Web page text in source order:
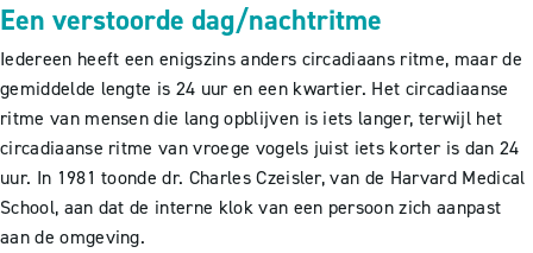
Een verstoorde dag/nachtritme
Iedereen heeft een enigszins anders circadiaans ritme, maar de
gemiddelde lengte is 24 uur en een kwartier. Het circadiaanse
ritme van mensen die lang opblijven is iets langer, terwijl het
circadiaanse ritme van vroege vogels juist iets korter is dan 24
uur. In 1981 toonde dr. Charles Czeisler, van de Harvard Medical
School, aan dat de interne klok van een persoon zich aanpast
aan de omgeving.